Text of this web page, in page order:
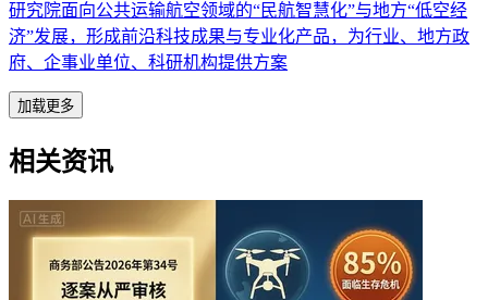
研究院面向公共运输航空领域的“民航智慧化”与地方“低空经
济”发展，形成前沿科技成果与专业化产品，为行业、地方政
府、企事业单位、科研机构提供方案
加载更多
相关资讯